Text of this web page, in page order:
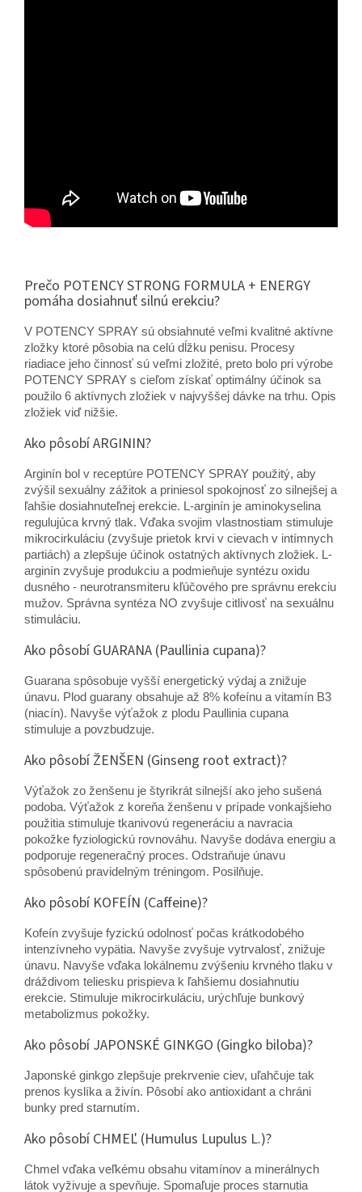
Prečo POTENCY STRONG FORMULA + ENERGY
pomáha dosiahnuť silnú erekciu?
V POTENCY SPRAY sú obsiahnuté veľmi kvalitné aktívne
zložky ktoré pôsobia na celú dĺžku penisu. Procesy
riadiace jeho činnosť sú veľmi zložité, preto bolo pri výrobe
POTENCY SPRAY s cieľom získať optimálny účinok sa
použilo 6 aktívnych zložiek v najvyššej dávke na trhu. Opis
zložiek viď nižšie.
Ako pôsobí ARGININ?
Arginín bol v receptúre POTENCY SPRAY použitý, aby
zvýšil sexuálny zážitok a priniesol spokojnosť zo silnejšej a
ľahšie dosiahnuteľnej erekcie. L-arginín je aminokyselina
regulujúca krvný tlak. Vďaka svojim vlastnostiam stimuluje
mikrocirkuláciu (zvyšuje prietok krvi v cievach v intímnych
partiách) a zlepšuje účinok ostatných aktívnych zložiek. L-
arginín zvyšuje produkciu a podmieňuje syntézu oxidu
dusného - neurotransmiteru kľúčového pre správnu erekciu
mužov. Správna syntéza NO zvyšuje citlivosť na sexuálnu
stimuláciu.
Ako pôsobí GUARANA (Paullinia cupana)?
Guarana spôsobuje vyšší energetický výdaj a znižuje
únavu. Plod guarany obsahuje až 8% kofeínu a vitamín B3
(niacín). Navyše výťažok z plodu Paullinia cupana
stimuluje a povzbudzuje.
Ako pôsobí ŽENŠEN (Ginseng root extract)?
Výťažok zo ženšenu je štyrikrát silnejší ako jeho sušená
podoba. Výťažok z koreňa ženšenu v prípade vonkajšieho
použitia stimuluje tkanivovú regeneráciu a navracia
pokožke fyziologickú rovnováhu. Navyše dodáva energiu a
podporuje regeneračný proces. Odstraňuje únavu
spôsobenú pravidelným tréningom. Posilňuje.
Ako pôsobí KOFEÍN (Caffeine)?
Kofeín zvyšuje fyzickú odolnosť počas krátkodobého
intenzívneho vypätia. Navyše zvyšuje vytrvalosť, znižuje
únavu. Navyše vďaka lokálnemu zvýšeniu krvného tlaku v
dráždivom teliesku prispieva k ľahšiemu dosiahnutiu
erekcie. Stimuluje mikrocirkuláciu, urýchľuje bunkový
metabolizmus pokožky.
Ako pôsobí JAPONSKÉ GINKGO (Gingko biloba)?
Japonské ginkgo zlepšuje prekrvenie ciev, uľahčuje tak
prenos kyslíka a živín. Pôsobí ako antioxidant a chráni
bunky pred starnutím.
Ako pôsobí CHMEĽ (Humulus Lupulus L.)?
Chmel vďaka veľkému obsahu vitamínov a minerálnych
látok vyživuje a spevňuje. Spomaľuje proces starnutia